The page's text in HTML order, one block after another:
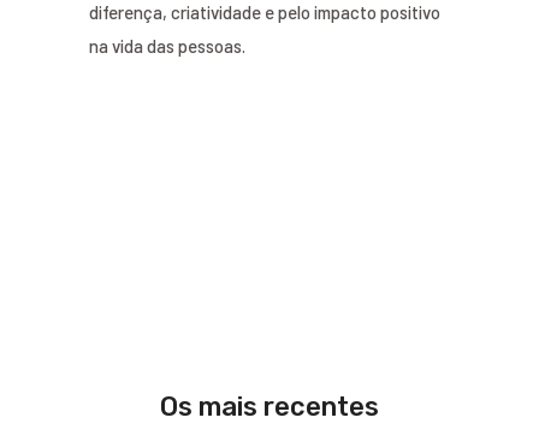
diferença, criatividade e pelo impacto positivo
na vida das pessoas.
Os mais recentes